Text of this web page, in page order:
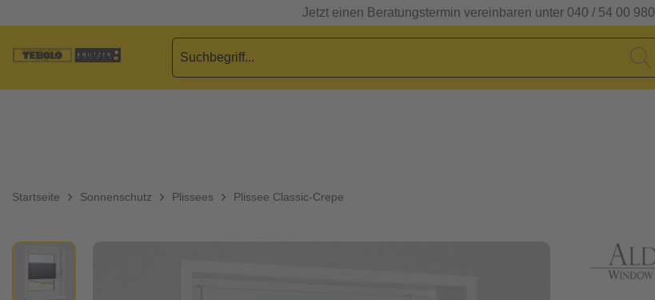
Jetzt einen Beratungstermin vereinbaren unter 040 / 54 00
Startseite Sonnenschutz Plissees Plissee Classic-Crepe